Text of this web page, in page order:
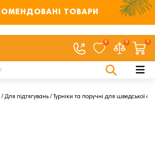
ТОВАРИ
0 0 0
Для підтягувань Турніки та поручні для шведської